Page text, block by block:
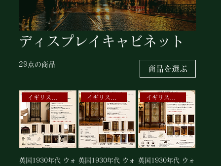
ディスプレイキャビネット
29点の商品
商品を選ぶ
英国1930年代 ウォ 英国1930年代 ウォ
英国1930年代 ウォ